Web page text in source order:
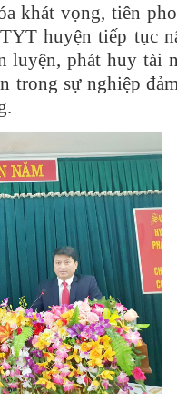
khát vọng, tiên
huyện tiếp tục
luyện, phát huy tài
trong sự nghiệp